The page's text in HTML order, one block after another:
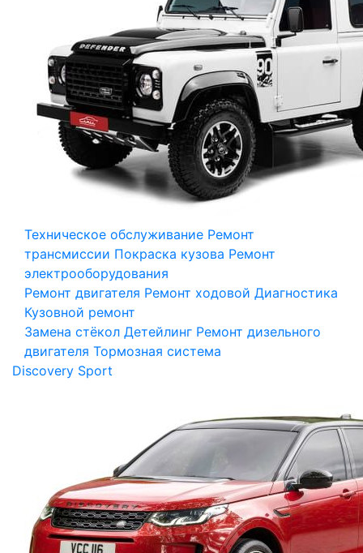
Техническое обслуживание Ремонт
трансмиссии Покраска кузова Ремонт
электрооборудования
Ремонт двигателя Ремонт ходовой Диагностика
Кузовной ремонт
Замена стёкол Детейлинг Ремонт дизельного
двигателя Тормозная система
Discovery Sport